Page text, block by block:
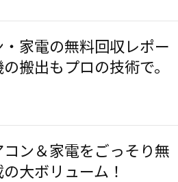
・家電の無料回収レポー
搬出もプロの技術で。
コン＆家電をごっそり無
大ボリューム！